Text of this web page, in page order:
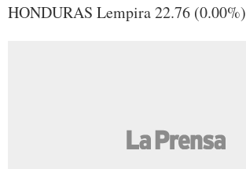
HONDURAS Lempira 22.76 (0.00%)